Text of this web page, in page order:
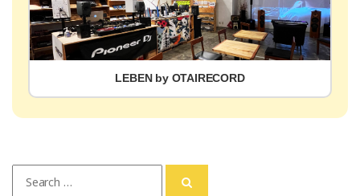
LEBEN by OTAIRECORD
for: